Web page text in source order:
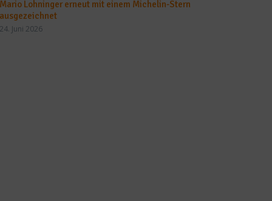
Mario Lohninger erneut mit einem Michelin-Stern
ausgezeichnet
24. Juni 2026